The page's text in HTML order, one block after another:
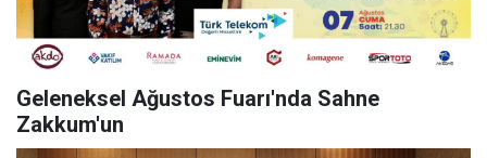
Geleneksel Ağustos Fuarı'nda Sahne
Zakkum'un